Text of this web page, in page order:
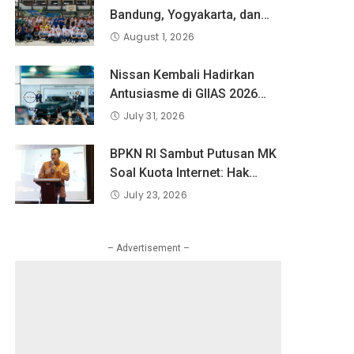
Bandung, Yogyakarta, dan
Surabaya Berlatih Langsung
di PLN Mobile Jalan Juara
JEVA Spike Nation 2026.
August 1, 2026
Nissan Kembali Hadirkan
Antusiasme di GIIAS 2026
melalui Debut Perdana”
July 31, 2026
BPKN RI Sambut Putusan MK
Soal Kuota Internet: Hak
Konsumen Tak Boleh Hangus
July 23, 2026
– Advertisement –